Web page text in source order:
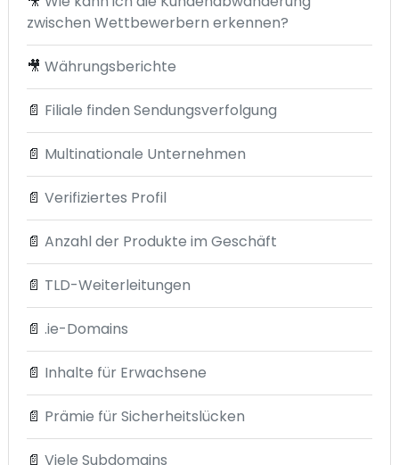
zwischen Wettbewerbern erkennen?
🎥 Währungsberichte
📄 Filiale finden Sendungsverfolgung
📄 Multinationale Unternehmen
📄 Verifiziertes Profil
📄 Anzahl der Produkte im Geschäft
📄 TLD-Weiterleitungen
📄 .ie-Domains
📄 Inhalte für Erwachsene
📄 Prämie für Sicherheitslücken
📄 Viele Subdomains